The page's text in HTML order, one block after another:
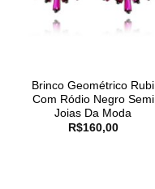
Brinco Geométrico Rubi
Com Ródio Negro Semi
Joias Da Moda
R$160,00